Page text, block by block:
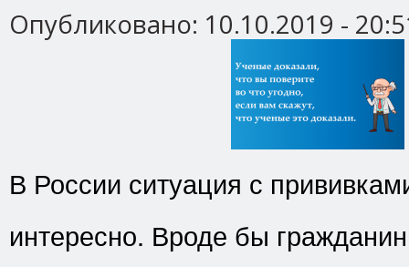
Опубликовано: 10.10.2019 -
В России ситуация с
интересно. Вроде бы